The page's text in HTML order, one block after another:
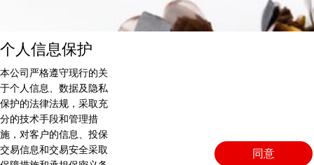
个人信息保护
本公司严格遵守现行的关
于个人信息、数据及隐私
保护的法律法规，采取充
分的技术手段和管理措
施，对客户的信息、投保
交易信息和交易安全采取
同意